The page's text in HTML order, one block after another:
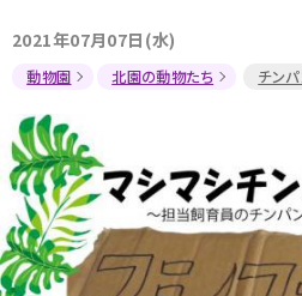
2021年07月07日(水)
動物園 北園の動物たち チン